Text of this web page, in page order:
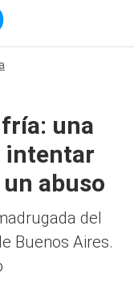
una
intentar
abuso
del
Buenos Aires.